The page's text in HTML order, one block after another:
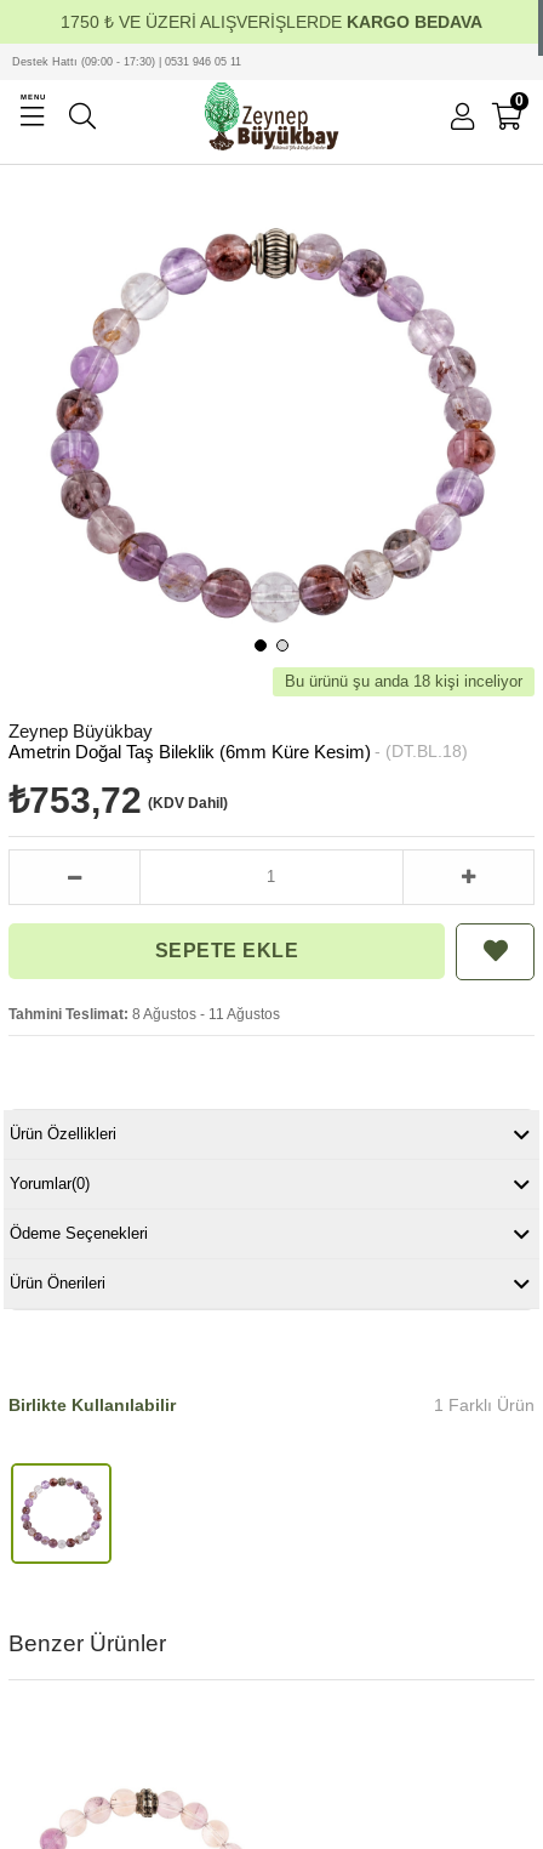
1750 ₺ VE ÜZERİ ALIŞVERİŞLERDE KARGO BEDAVA
MENU
Destek Hattı (09:00 - 17:30) | 0531 946 05 11
0
Bu ürünü şu anda 18 kişi inceliyor
Zeynep Büyükbay
Ametrin Doğal Taş Bileklik (6mm Küre Kesim)
(DT.BL.18)
₺753,72 (KDV Dahil)
Tahmini Teslimat: 8 Ağustos - 11 Ağustos
Ürün Özellikleri
Yorumlar(0)
Ödeme Seçenekleri
Ürün Önerileri
Birlikte Kullanılabilir 1 Farklı Ürün
Benzer Ürünler